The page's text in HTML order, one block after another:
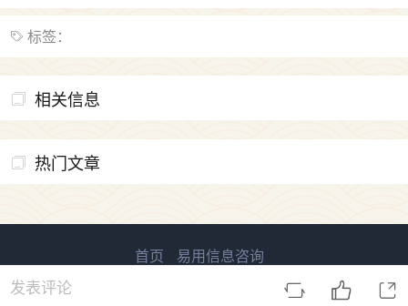
标签：
相关信息
热门文章
发表评论
首页 易用信息咨询
鲁ICP备2023027138号-2